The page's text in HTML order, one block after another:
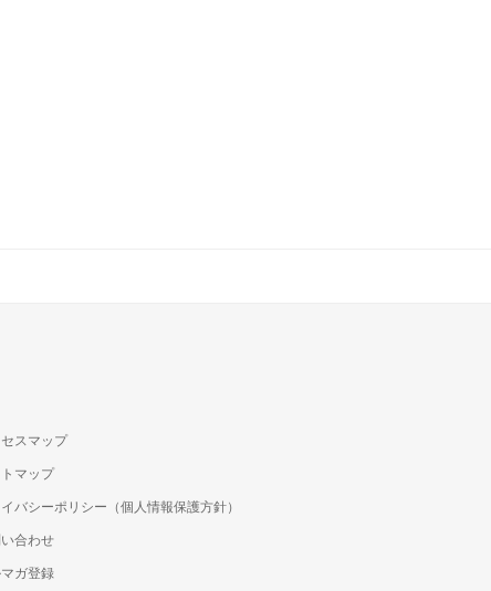
スマップ
マップ
バシーポリシー（個人情報保護方針）
合わせ
マガ登録